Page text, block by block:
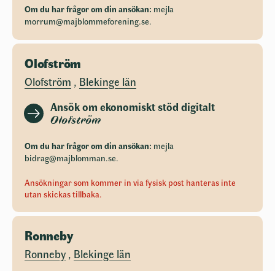
Om du har frågor om din ansökan: mejla
morrum@majblommeforening.se.
Olofström
Olofström , Blekinge län
Ansök om ekonomiskt stöd digitalt
Olofström
Om du har frågor om din ansökan: mejla
bidrag@majblomman.se.
Ansökningar som kommer in via fysisk post hanteras inte
utan skickas tillbaka.
Ronneby
Ronneby , Blekinge län